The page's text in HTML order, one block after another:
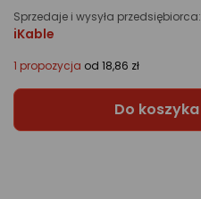
Sprzedaje i wysyła przedsiębiorca:
iKable
1 propozycja od 18,86 zł
Do koszyka